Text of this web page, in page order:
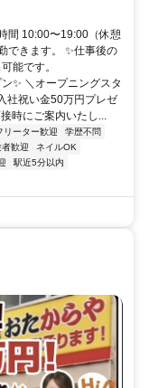
間 10:00〜19:00（休憩
できます。 ✨仕事後の
能です。
✨ ＼オープニングスタ
社祝い金50万円プレゼ
時にご案内いたし...
リーター歓迎
学歴不問
歓迎
ネイルOK
駅近5分以内